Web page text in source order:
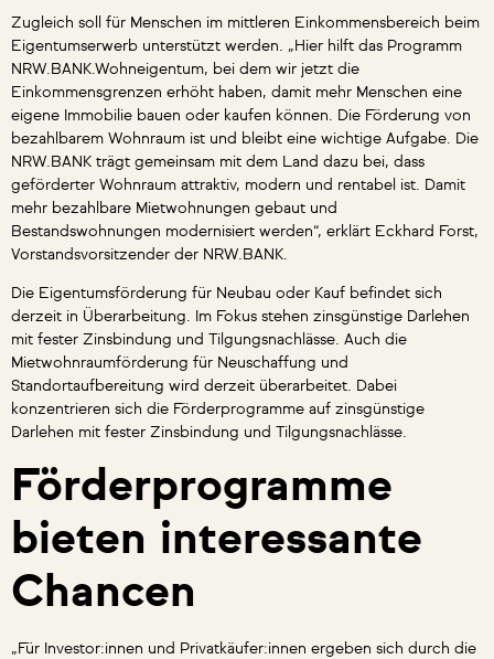
Zugleich soll für Menschen im mittleren Einkommensbereich beim
Eigentumserwerb unterstützt werden. „Hier hilft das Programm
NRW.BANK.Wohneigentum, bei dem wir jetzt die
Einkommensgrenzen erhöht haben, damit mehr Menschen eine
eigene Immobilie bauen oder kaufen können. Die Förderung von
bezahlbarem Wohnraum ist und bleibt eine wichtige Aufgabe. Die
NRW.BANK trägt gemeinsam mit dem Land dazu bei, dass
geförderter Wohnraum attraktiv, modern und rentabel ist. Damit
mehr bezahlbare Mietwohnungen gebaut und
Bestandswohnungen modernisiert werden“, erklärt Eckhard Forst,
Vorstandsvorsitzender der NRW.BANK.
Die Eigentumsförderung für Neubau oder Kauf befindet sich
derzeit in Überarbeitung. Im Fokus stehen zinsgünstige Darlehen
mit fester Zinsbindung und Tilgungsnachlässe. Auch die
Mietwohnraumförderung für Neuschaffung und
Standortaufbereitung wird derzeit überarbeitet. Dabei
konzentrieren sich die Förderprogramme auf zinsgünstige
Darlehen mit fester Zinsbindung und Tilgungsnachlässe.
Förderprogramme
bieten interessante
Chancen
„Für Investor:innen und Privatkäufer:innen ergeben sich durch die